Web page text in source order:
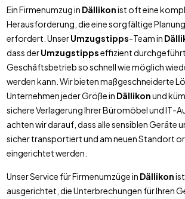
Ein Firmenumzug in Dällikonist oft eine
Herausforderung, die eine sorgfältige
erfordert. UnserUmzugstipps-Team in
dass derUmzugstippseffizient
Geschäftsbetrieb so schnell wie möglich
werden kann. Wir bieten maßgeschneiderte
Unternehmen jeder Größe in Dällikonund
sichere Verlagerung Ihrer Büromöbel und IT-
achten wir darauf, dass alle sensiblen Geräte
sicher transportiert und am neuen Standort
eingerichtet werden.
Unser Service für Firmenumzüge in Dällikon
ausgerichtet, die Unterbrechungen für Ihren